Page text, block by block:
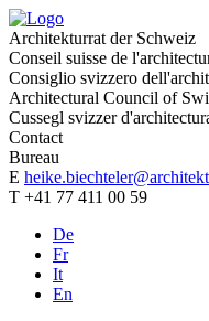
Architekturrat der Schweiz
Conseil suisse de
Consiglio svizzero
Architectural Council of
Cussegl svizzer
Contact
Bureau
E
T +41 77 411 00 59
De
Fr
It
En